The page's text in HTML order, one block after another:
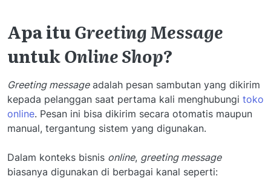
Apa ituGreeting Message
untukOnline Shop?
Greeting messageadalah pesan sambutan yang dikirim
kepada pelanggan saat pertama kali menghubungi toko
online. Pesan ini bisa dikirim secara otomatis maupun
manual, tergantung sistem yang digunakan.
Dalam konteks bisnis online, greeting message
biasanya digunakan di berbagai kanal seperti: